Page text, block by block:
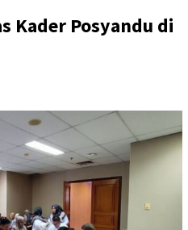
Kader Posyandu di